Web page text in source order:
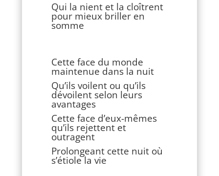
Qui la nient et la cloîtrent
pour mieux briller en
somme
Cette face du monde
maintenue dans la nuit
Qu’ils voilent ou qu’ils
dévoilent selon leurs
avantages
Cette face d’eux-mêmes
qu’ils rejettent et
outragent
Prolongeant cette nuit où
s’étiole la vie